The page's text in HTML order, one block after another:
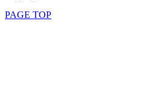
PAGE TOP